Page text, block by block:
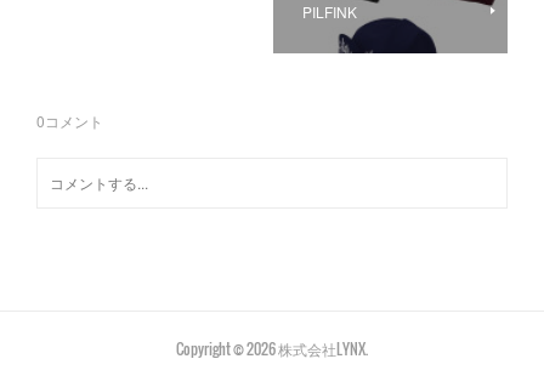
PILFINK
0コメント
Copyright ©2026株式会社LYNX.